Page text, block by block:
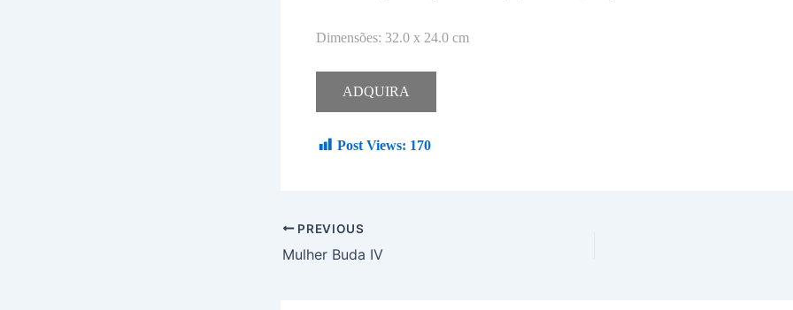
Dimensões: 32.0 x 24.0 cm
ADQUIRA
Post Views: 170
PREVIOUS
Mulher Buda IV